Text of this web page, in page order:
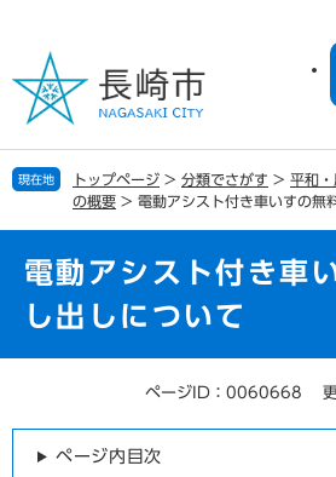
の
で
す
ー
ば
し
現在地 トップページ > 分類でさがす > 平和・
の概要 > 電動アシスト付き車いすの無
電動アシスト付き車
し出しについて
ページID：0060668
ページ内目次